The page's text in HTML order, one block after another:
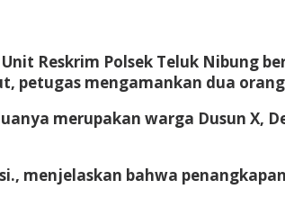
Reskrim Polsek Teluk Nibung
petugas mengamankan dua
merupakan warga Dusun X,
menjelaskan bahwa